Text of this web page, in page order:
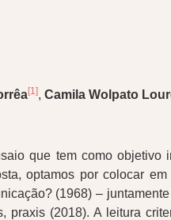
[1], Camila Wolpato
que tem como
optamos por colocar
(1968) –
praxis (2018). A leitura